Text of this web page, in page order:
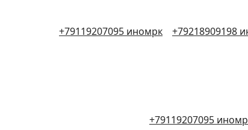
+79119207095 иномрк +79218909198
+79119207095